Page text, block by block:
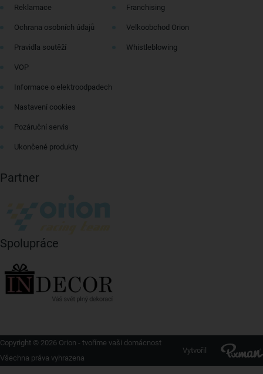
Reklamace
Ochrana osobních údajů
Pravidla soutěží
VOP
Informace o elektroodpadech
Nastavení cookies
Pozáruční servis
Ukončené produkty
Franchising
Velkoobchod Orion
Whistleblowing
Partner
Spolupráce
Copyright © 2026 Orion - tvoříme vaši domácnost
Všechna práva vyhrazena
Vytvořil